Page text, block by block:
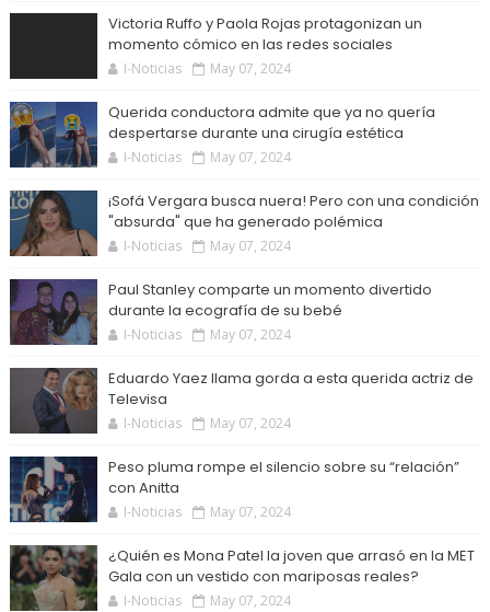
Victoria Ruffo y Paola Rojas protagonizan un
momento cómico en las redes sociales
I-Noticias May 07, 2024
Querida conductora admite que ya no quería
despertarse durante una cirugía estética
I-Noticias May 07, 2024
¡Sofá Vergara busca nuera! Pero con una condición
"absurda" que ha generado polémica
I-Noticias May 07, 2024
Paul Stanley comparte un momento divertido
durante la ecografía de su bebé
I-Noticias May 07, 2024
Eduardo Yaez llama gorda a esta querida actriz de
Televisa
I-Noticias May 07, 2024
Peso pluma rompe el silencio sobre su “relación”
con Anitta
I-Noticias May 07, 2024
¿Quién es Mona Patel la joven que arrasó en la MET
Gala con un vestido con mariposas reales?
I-Noticias May 07, 2024